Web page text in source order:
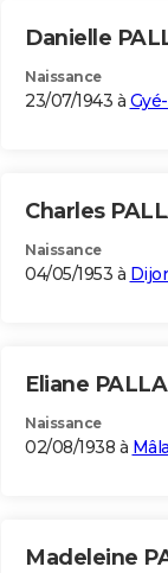
Danielle
Naissance
23/07/1943 à
Charles
Naissance
04/05/1953 à
Eliane
Naissance
02/08/1938 à
Madeleine